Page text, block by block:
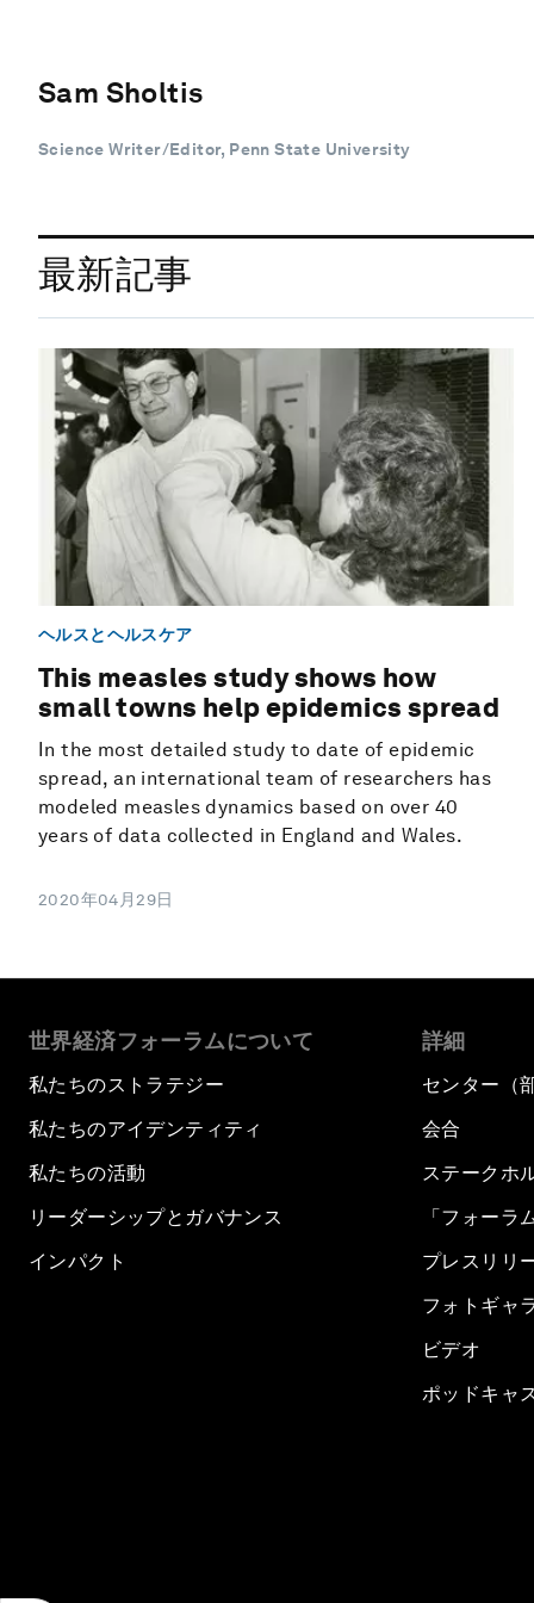
Sam Sholtis
Science Writer/Editor, Penn State University
最新記事
ヘルスとヘルスケア
This measles study shows how
small towns help epidemics spread
In the most detailed study to date of epidemic
spread, an international team of researchers has
modeled measles dynamics based on over 40
years of data collected in England and Wales.
2020年04月29日
世界経済フォーラムについて
私たちのストラテジー
私たちのアイデンティティ
私たちの活動
リーダーシップとガバナンス
インパクト
詳細
センター（
会合
ステークホ
「フォーラ
プレスリリ
フォトギャ
ビデオ
ポッドキャ